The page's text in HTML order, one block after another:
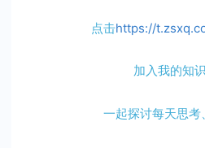
点击https://
加入我的知
一起探讨每天思考